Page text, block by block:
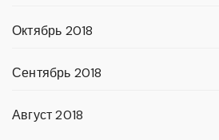
Октябрь 2018
Сентябрь 2018
Август 2018